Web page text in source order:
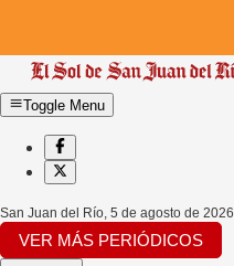
Toggle Menu
San Juan del Río, 5 de agosto de 2026
VER MÁS PERIÓDICOS